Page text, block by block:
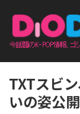
TXTスビ
いの姿公開